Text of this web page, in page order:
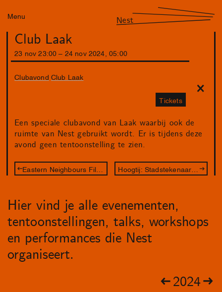
Menu Nest
Club Laak
23 nov 23 :00 24 nov 2024 05 : 00
Clubavond Club Laak
Tickets
Een speciale clubavond van Laak waarbij ook de
ruimte van Nest gebruikt wordt. Er is tijdens deze
avond geen tentoonstelling te zien.
Hier vind je alle evenementen,
tentoonstellingen, talks, workshops
en performances die Nest
organiseert.
2024